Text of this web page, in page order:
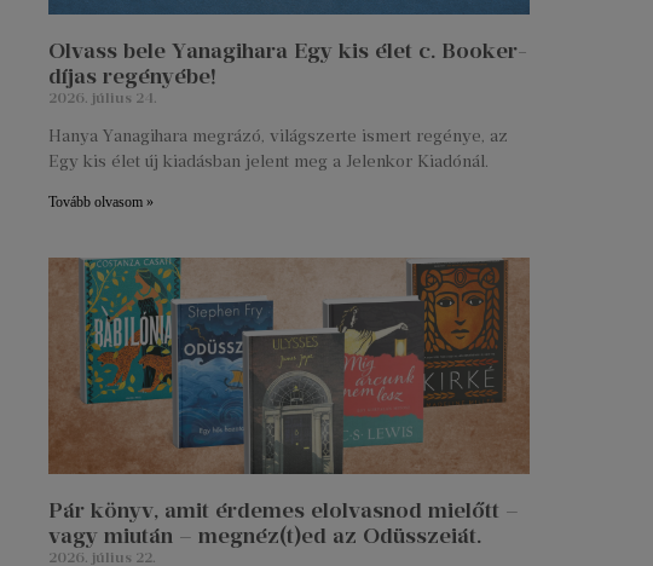
Olvass bele Yanagihara Egy kis élet c. Booker-
díjas regényébe!
2026. július 24.
Hanya Yanagihara megrázó, világszerte ismert regénye, az
Egy kis élet új kiadásban jelent meg a Jelenkor Kiadónál.
Tovább olvasom »
Pár könyv, amit érdemes elolvasnod mielőtt –
vagy miután – megnéz(t)ed az Odüsszeiát.
2026. július 22.